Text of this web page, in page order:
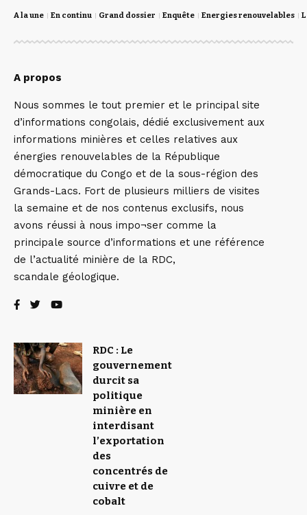
A la une En continu Grand dossier Enquête Energies renouvelables
A propos
Nous sommes le tout premier et le principal site
d’informations congolais, dédié exclusivement aux
informations minières et celles relatives aux
énergies renouvelables de la République
démocratique du Congo et de la sous-région des
Grands-Lacs. Fort de plusieurs milliers de visites
la semaine et de nos contenus exclusifs, nous
avons réussi à nous impo¬ser comme la
principale source d’informations et une référence
de l’actualité minière de la RDC,
scandale géologique.
RDC : Le
gouvernement
durcit sa
politique
minière en
interdisant
l’exportation
des
concentrés de
cuivre et de
cobalt